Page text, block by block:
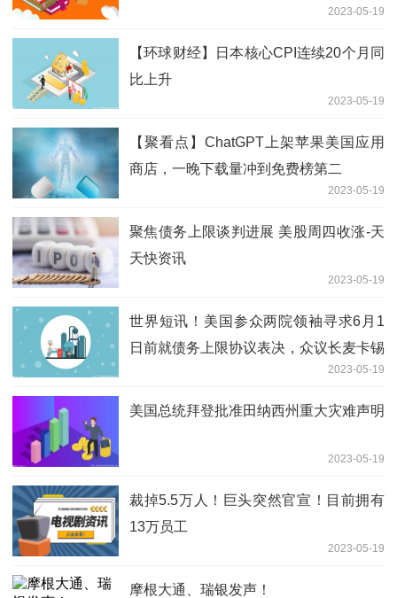
2023-05-19
【环球财经】日本核心CPI连续20个月同
比上升
2023-05-19
【聚看点】ChatGPT上架苹果美国应用
商店，一晚下载量冲到免费榜第二
2023-05-19
聚焦债务上限谈判进展 美股周四收涨-天
天快资讯
2023-05-19
世界短讯！美国参众两院领袖寻求6月1
日前就债务上限协议表决，众议长麦卡锡
2023-05-19
美国总统拜登批准田纳西州重大灾难声明
2023-05-19
裁掉5.5万人！巨头突然官宣！目前拥有
13万员工
2023-05-19
摩根大通、瑞银发声！